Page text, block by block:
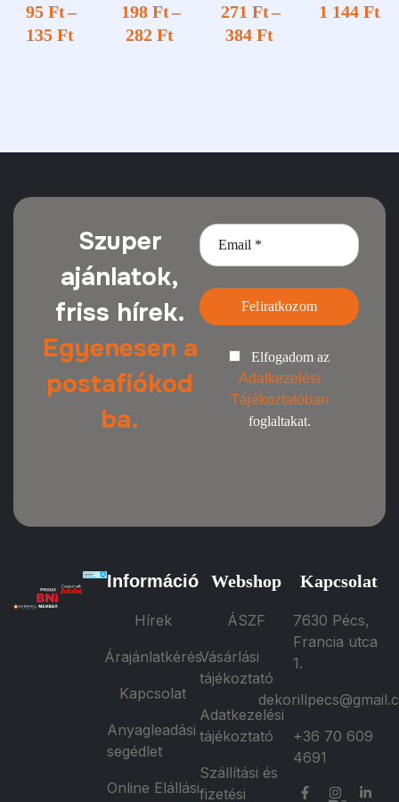
95 Ft–
135 Ft
lt terület
198 Ft–
282 Ft
271 Ft–
384 Ft
1 144 Ft
Szuper
ajánlatok,
friss hírek.
Egyenesen a
postafiókod
ba.
Feliratkozom
Elfogadom az
Adatkezelési
Tájékoztatóban
foglaltakat.
Információ
Hírek
Árajánlatkérés
Kapcsolat
Anyagleadási
segédlet
Online Elállási
Webshop
ÁSZF
Vásárlási
tájékoztató
Adatkezelési
tájékoztató
Szállítási és
fizetési
Kapcsolat
7630 Pécs,
Francia utca
1.
+36 70 609
4691